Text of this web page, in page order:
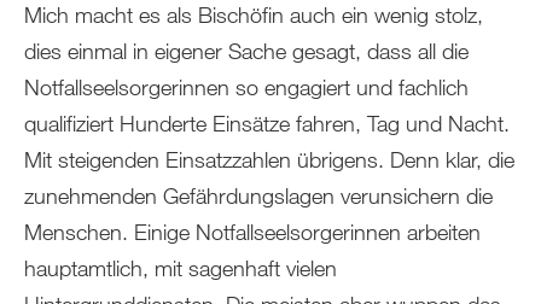
Mich macht es als Bischöfin auch ein wenig stolz,
dies einmal in eigener Sache gesagt, dass all die
Notfallseelsorgerinnen so engagiert und fachlich
qualifiziert Hunderte Einsätze fahren, Tag und Nacht.
Mit steigenden Einsatzzahlen übrigens. Denn klar, die
zunehmenden Gefährdungslagen verunsichern die
Menschen. Einige Notfallseelsorgerinnen arbeiten
hauptamtlich, mit sagenhaft vielen